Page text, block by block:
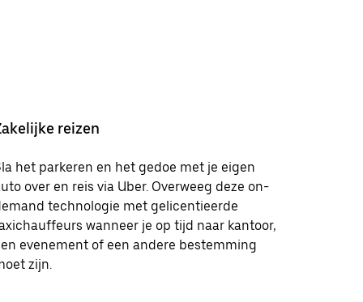
reizen
het parkeren en het gedoe met je eigen
over en reis via Uber. Overweeg deze on-
technologie met gelicentieerde
wanneer je op tijd naar kantoor,
evenement of een andere bestemming
zijn.